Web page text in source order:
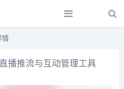
情
播推流与互动管理工具